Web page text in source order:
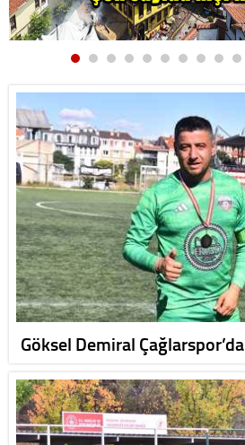
Göksel Demiral Çağlarspor’da